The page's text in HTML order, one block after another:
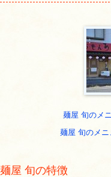
麺屋 旬のメ
麺屋 旬のメニ
麺屋 旬の特徴